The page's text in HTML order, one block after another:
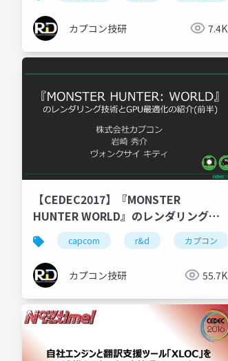
カプコン技研 7.4K
【CEDEC2017】『MONSTER
HUNTER WORLD』のレンダリング技
術とGPU最適化の紹介(前半)
capcom r&d カプコン
カプコン技研 55.7K